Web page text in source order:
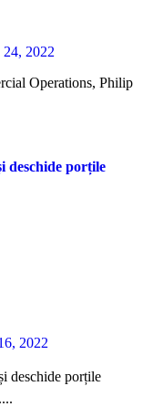
24, 2022
deschide porțile
2022